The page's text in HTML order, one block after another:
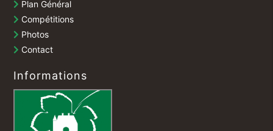
Plan Général
Compétitions
Photos
Contact
Informations